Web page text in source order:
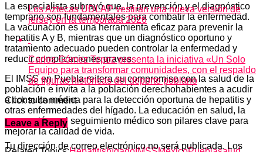
La especialista subrayó que, la prevención y el diagnóstico
temprano son fundamentales para combatir la enfermedad.
La vacunación es una herramienta eficaz para prevenir la
hepatitis A y B, mientras que un diagnóstico oportuno y
tratamiento adecuado pueden controlar la enfermedad y
reducir complicaciones graves.
El IMSS en Puebla reitera su compromiso con la salud de la
población e invita a la población derechohabientes a acudir
a consulta médica para la detección oportuna de hepatitis y
otras enfermedades del hígado. La educación en salud, la
prevención y el seguimiento médico son pilares clave para
mejorar la calidad de vida.
Los Aztecas UDLAP vestirán una nueva versión de
jersey en la temporada 2026
Carlos Gómez Tepoz presenta la iniciativa «Un Solo
Equipo para transformar comunidades, con el respaldo
de figuras históricas del deporte poblano
Click to comment
Leave a Reply
Tu dirección de correo electrónico no será publicada. Los